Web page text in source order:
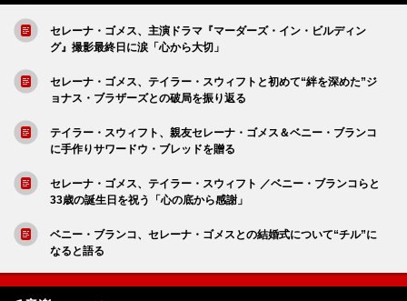
セレーナ・ゴメス、主演ドラマ『マーダーズ・イン・ビルディン
グ』撮影最終日に涙「心から大切」
セレーナ・ゴメス、テイラー・スウィフトと初めて“絆を深めた”ジ
ョナス・ブラザーズとの破局を振り返る
テイラー・スウィフト、親友セレーナ・ゴメス＆ベニー・ブランコ
に手作りサワードウ・ブレッドを贈る
セレーナ・ゴメス、テイラー・スウィフト ／ベニー・ブランコらと
33歳の誕生日を祝う「心の底から感謝」
ベニー・ブランコ、セレーナ・ゴメスとの結婚式について“チル”に
なると語る